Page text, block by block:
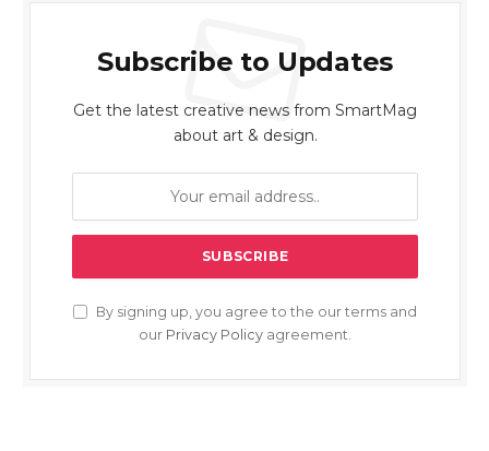
Subscribe to Updates
Get the latest creative news from SmartMag
about art & design.
By signing up, you agree to the our terms and
our Privacy Policy agreement.